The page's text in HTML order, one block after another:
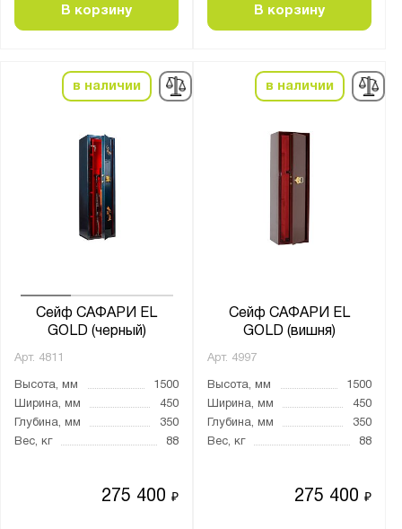
В корзину В корзину
в наличии
Сейф САФАРИ EL
GOLD (черный)
Арт. 4811
Высота, мм
1500
Ширина, мм
450
Глубина, мм
350
Вес, кг
88
275 400₽
в наличии
Сейф САФАРИ EL
GOLD (вишня)
Арт. 4997
Высота, мм
1500
Ширина, мм
450
Глубина, мм
350
Вес, кг
88
275 400₽
Количество полок, шт.:
Тип покрытия поверхности:
натуральное дерево
порошковое
Трейзер:
Тип замка:
2 кодовых электронных
3 ключевых